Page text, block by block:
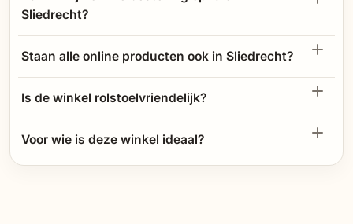
Sliedrecht?
Staan alle online producten ook in Sliedrecht?
Is de winkel rolstoelvriendelijk?
Voor wie is deze winkel ideaal?